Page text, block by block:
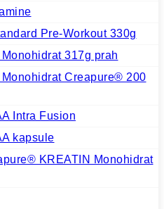
Pre-Workout 330g
317g prah
Creapure® 200
Intra Fusion
kapsule
KREATIN Monohidrat